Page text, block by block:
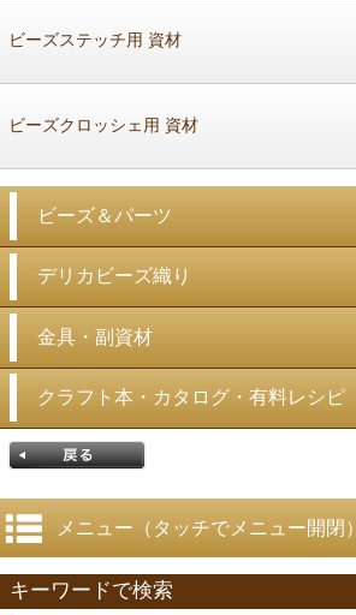
ビーズステッチ用 資材
ビーズクロッシェ用 資材
ビーズ＆パーツ
デリカビーズ織り
金具・副資材
クラフト本・カタログ・有料レシピ
メニュー（タッチでメニュー開閉）
キーワードで検索